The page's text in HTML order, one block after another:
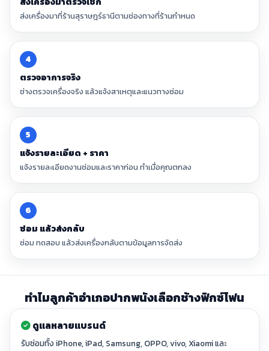
ส่งเครื่องมาที่ร้านสุราษฎร์ธานีตามช่องทางที่ร้านกำหนด
4
ตรวจอาการจริง
ช่างตรวจเครื่องจริง แล้วแจ้งสาเหตุและแนวทางซ่อม
5
แจ้งรายละเอียด + ราคา
แจ้งรายละเอียดงานซ่อมและราคาก่อน ทำเมื่อคุณตกลง
6
ซ่อม แล้วส่งกลับ
ซ่อม ทดสอบ แล้วส่งเครื่องกลับตามข้อมูลการจัดส่ง
ทำไมลูกค้าอำเภอปากพนังเลือกช้างฟิกซ์โฟน
ดูแลหลายแบรนด์
รับซ่อมทั้ง iPhone, iPad, Samsung, OPPO, vivo, Xiaomi และ